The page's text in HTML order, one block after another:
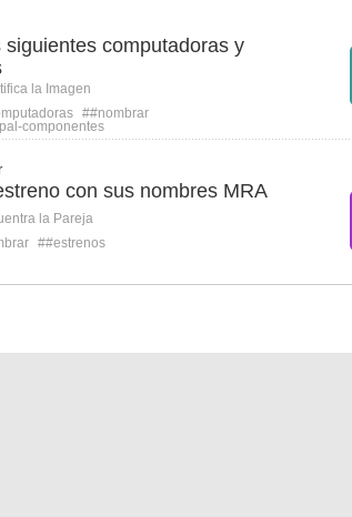
siguientes computadoras y
la Imagen
##nombrar
componentes
con sus nombres MRA
la Pareja
##estrenos